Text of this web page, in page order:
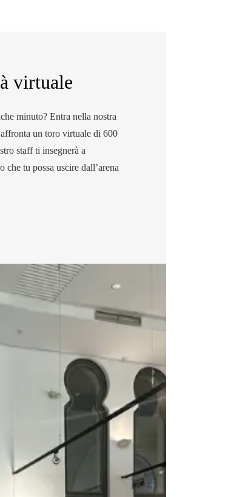
virtuale
minuto? Entra nella nostra
un toro virtuale di 600
staff ti insegnerà a
tu possa uscire dall’arena